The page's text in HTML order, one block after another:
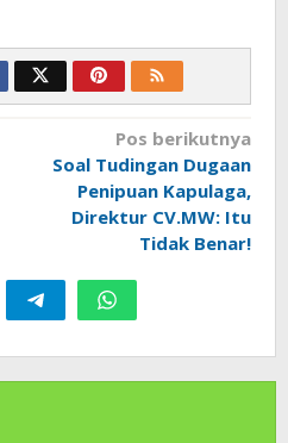
Pos berikutnya
Soal Tudingan Dugaan
Penipuan Kapulaga,
Direktur CV.MW: Itu
Tidak Benar!